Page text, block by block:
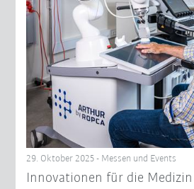
29. Oktober 2025 - Messen und Events
Innovationen für die